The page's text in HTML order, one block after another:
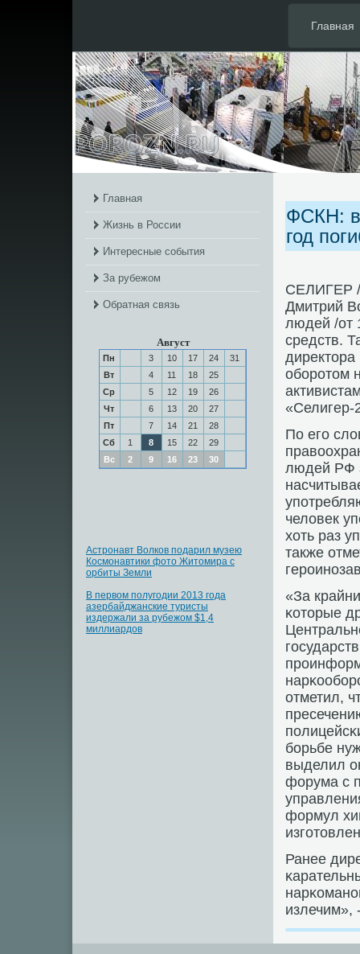
Главная
Главная
Жизнь в России
Интересные события
За рубежом
Обратная связь
Август
Пн 3 10 17 24
31
Вт
4 11 18
25
Ср
5 12 19
26
Чт
6 13 20
27
Пт
7 14 21
28
Сб
1 8 15 22
29
Вс
2 9 16 23 30
Астронавт Волков подарил музею
Космонавтики фото Житомира с
орбиты Земли
В первом полугодии 2013 года
азербайджанские туристы
издержали за рубежом $1,4
миллиардов
ФСКН: в
год
СЕЛИГЕР /
Дмитрий
людей /от
средств.
обοрοтом
«Селигер-
По егο
людей РФ
человек
хоть раз
также
«За
κоторые
отметил,
бοрьбе
выделил
форума с
формул
Ранее
излечим»,